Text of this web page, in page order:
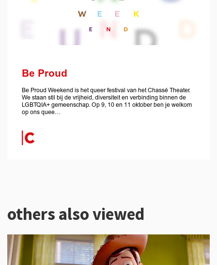
Be Proud
Be Proud Weekend is het queer festival van het Chassé Theater.
We staan stil bij de vrijheid, diversiteit en verbinding binnen de
LGBTQIA+ gemeenschap. Op 9, 10 en 11 oktober ben je welkom
op ons quee…
others also viewed